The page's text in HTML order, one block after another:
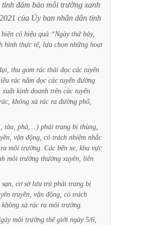
tỉnh đảm bảo môi trường xanh
của Ủy ban nhân dân tỉnh
hiện có hiệu quả “Ngày thứ bảy,
hình thực tế, lựa chọn những hoạt
thu gom rác thải dọc các tuyến
rác nằm dọc các tuyến đường
xuất kinh doanh trên các tuyến
không xả rác ra đường phố,
tàu, phà,...) phải trang bị thùng,
vận động, có trách nhiệm nhắc
ra môi trường. Các bến xe, khu vực
môi trường thường xuyên, liên
sạn, cơ sở lưu trú phải trang bị
truyền, vận động, có trách
không xả rác ra môi trường.
môi trường thế giới ngày 5/6,